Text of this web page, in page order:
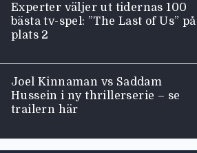
Experter väljer ut tidernas 100
bästa tv-spel: ”The Last of Us” på
plats 2
Joel Kinnaman vs Saddam
Hussein i ny thrillerserie – se
trailern här